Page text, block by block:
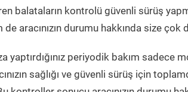
balataların kontrolü güvenli sürüş
aracınızın durumu hakkında size çok
yaptırdığınız periyodik bakım sadece
sağlığı ve güvenli sürüş için